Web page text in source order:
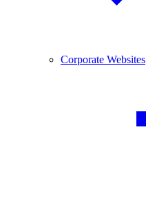
Corporate Websites